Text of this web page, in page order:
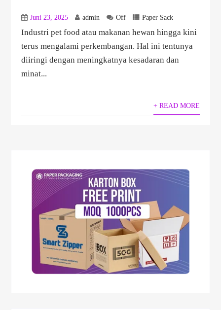
Juni 23, 2025 admin Off Paper Sack
Industri pet food atau makanan hewan hingga kini
terus mengalami perkembangan. Hal ini tentunya
diiringi dengan meningkatnya kesadaran dan
minat...
+ READ MORE